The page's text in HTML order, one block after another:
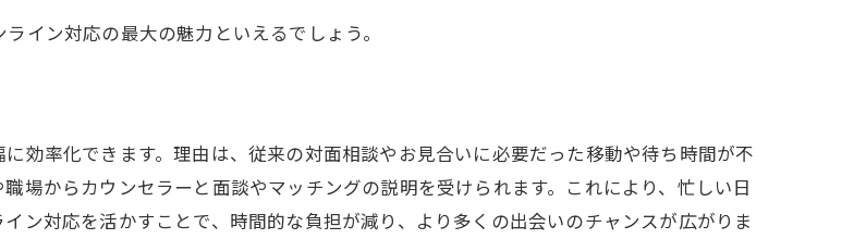
所オンライン初利用時の注意点
活を新潟県で安心して進める方法
所オンラインで地元婚活を始めるコツ
ン対応で地域密着型の相談活用法
で結婚相談所オンラインを選ぶメリット
イン対応の最大の魅力といえるでしょう。
効率化できます。理由は、従来の対面相談やお見合いに必要だった移動や待ち時間が不
場からカウンセラーと面談やマッチングの説明を受けられます。これにより、忙しい日
ン対応を活かすことで、時間的な負担が減り、より多くの出会いのチャンスが広がりま